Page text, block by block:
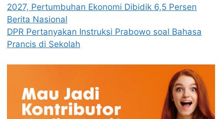
2027, Pertumbuhan Ekonomi Dibidik 6,5 Persen
Berita Nasional
DPR Pertanyakan Instruksi Prabowo soal Bahasa
Prancis di Sekolah